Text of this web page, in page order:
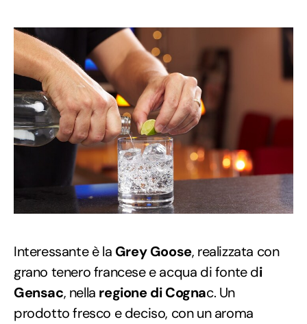
Interessante è la Grey Goose, realizzata con
grano tenero francese e acqua di fonte di
Gensac, nella regione di Cognac. Un
prodotto fresco e deciso, con un aroma